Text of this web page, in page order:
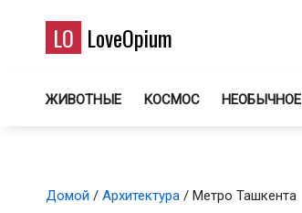
LO LoveOpium
ЖИВОТНЫЕ КОСМОС НЕОБЫЧНОЕ
Домой / Архитектура / Метро Ташкента